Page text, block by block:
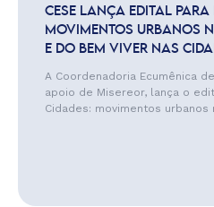
CESE LANÇA EDITAL PARA
MOVIMENTOS URBANOS
E DO BEM VIVER NAS
A Coordenadoria Ecumênica
apoio de Misereor, lança o
Cidades: movimentos urbanos